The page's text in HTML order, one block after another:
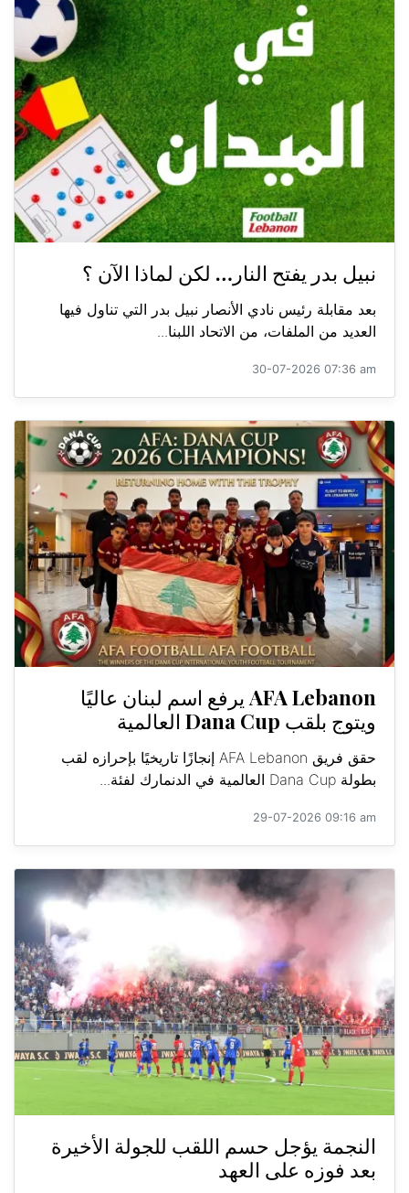
نبيل بدر يفتح النار… لكن لماذا الآن ؟
بعد مقابلة رئيس نادي الأنصار نبيل بدر التي تناول فيها
العديد من الملفات، من الاتحاد اللبنا...
30-07-2026 07:36 am
AFA Lebanon يرفع اسم لبنان عاليًا
ويتوج بلقب Dana Cup العالمية
حقق فريق AFA Lebanon إنجازًا تاريخيًا بإحرازه لقب
بطولة Dana Cup العالمية في الدنمارك لفئة...
29-07-2026 09:16 am
النجمة يؤجل حسم اللقب للجولة الأخيرة
بعد فوزه على العهد